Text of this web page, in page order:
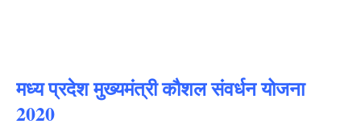
मध्य प्रदेश मुख्यमंत्री कौशल संवर्धन योजना
2020